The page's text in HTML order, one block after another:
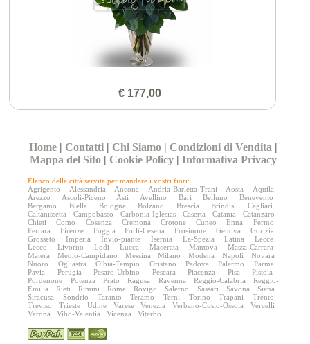
€ 177,00
Home | Contatti | Chi Siamo | Condizioni di Vendita |
Mappa del Sito | Cookie Policy |Informativa Privacy
Elenco delle città servite per mandare i vostri fiori:
Agrigento
Alessandria Ancona Andria-Barletta-Trani Aosta
Aquila
Arezzo
Ascoli-Piceno Asti Avellino Bari Belluno
Benevento
Bergamo
Biella Bologna Bolzano Brescia Brindisi
Cagliari
Caltanissetta
Campobasso Carbonia-Iglesias Caserta Catania
Catanzaro
Chieti
Como Cosenza Cremona Crotone Cuneo Enna
Fermo
Ferrara
Firenze Foggia Forlì-Cesena Frosinone Genova
Gorizia
Grosseto
Imperia Invio-piante Isernia La-Spezia Latina
Lecce
Lecco
Livorno Lodi Lucca Macerata Mantova
Massa-Carrara
Matera
Medio-Campidano Messina Milano Modena Napoli
Novara
Nuoro
Ogliastra Olbia-Tempio Oristano Padova Palermo
Parma
Pavia
Perugia Pesaro-Urbino Pescara Piacenza Pisa
Pistoia
Pordenone
Potenza Prato Ragusa Ravenna Reggio-Calabria
Reggio-
Emilia
Rieti Rimini Roma Rovigo Salerno Sassari Savona
Siena
Siracusa
Sondrio Taranto Teramo Terni Torino Trapani
Trento
Treviso
Trieste Udine Varese Venezia Verbano-Cusio-Ossola
Vercelli
Verona
Vibo-Valentia Vicenza Viterbo